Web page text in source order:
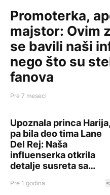
Promoterka,
majstor: Ovim
se bavili naši
nego što su
fanova
Pre 7 meseci
Upoznala princa Harija,
Upoznala princa Harija,
pa bila deo tima Lane
Del Rej: Naša
influenserka otkrila
detalje susreta sa
Pre 1 godina